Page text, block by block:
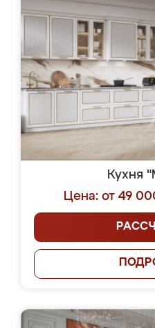
Кухня
Цена: от 49